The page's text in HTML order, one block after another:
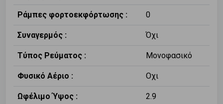
Ράμπες φορτοεκφόρτωσης : 0
Συναγερμός : Όχι
Τύπος Ρεύματος : Μονοφασικό
Φυσικό Αέριο : Οχι
Ωφέλιμο Ύψος : 2.9